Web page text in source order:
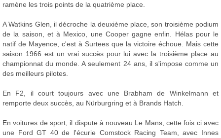
ramène les trois points de la quatrième place.
A Watkins Glen, il décroche la deuxième place, son troisième podium
de la saison, et à Mexico, une Cooper gagne enfin. Hélas pour le
natif de Mayence, c'est à Surtees que la victoire échoue. Mais cette
saison 1966 est un vrai succès pour lui avec la troisième place au
championnat du monde. A seulement 24 ans, il s'impose comme un
des meilleurs pilotes.
En F2, il court toujours avec une Brabham de Winkelmann et
remporte deux succès, au Nürburgring et à Brands Hatch.
En voitures de sport, il dispute à nouveau Le Mans, cette fois ci avec
une Ford GT 40 de l'écurie Comstock Racing Team, avec Innes